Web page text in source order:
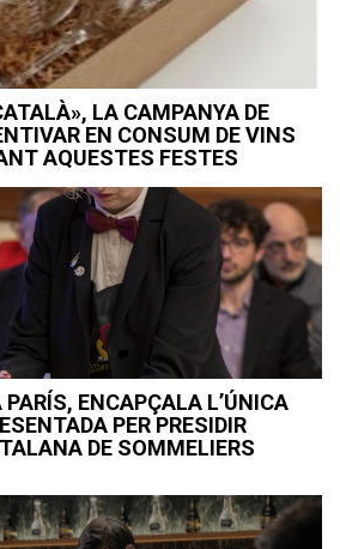
LA CAMPANYA DE
EN CONSUM DE VINS
AQUESTES FESTES
ENCAPÇALA L’ÚNICA
PER PRESIDIR
DE SOMMELIERS